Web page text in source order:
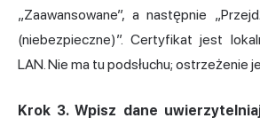
„Zaawansowane”, a następnie
(niebezpieczne)”. Certyfikat jest
LAN. Nie ma tu podsłuchu; ostrzeżenie
Krok 3. Wpisz dane